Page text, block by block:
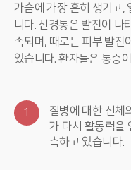
가슴에 가장 흔히 생기고,
니다. 신경통은 발진이 나
속되며, 때로는 피부 발진
있습니다. 환자들은 통증
1
질병에 대한 신체
가 다시 활동력을
측하고 있습니다.